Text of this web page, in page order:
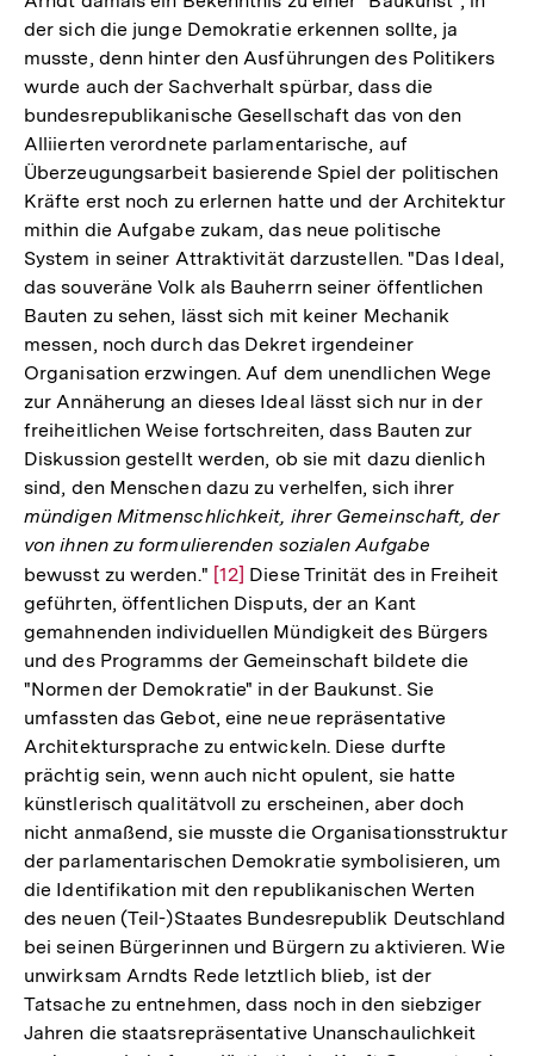
der sich die junge Demokratie erkennen sollte, ja
musste, denn hinter den Ausführungen des Politikers
wurde auch der Sachverhalt spürbar, dass die
bundesrepublikanische Gesellschaft das von den
Alliierten verordnete parlamentarische, auf
Überzeugungsarbeit basierende Spiel der politischen
Kräfte erst noch zu erlernen hatte und der Architektur
mithin die Aufgabe zukam, das neue politische
System in seiner Attraktivität darzustellen. "Das Ideal,
das souveräne Volk als Bauherrn seiner öffentlichen
Bauten zu sehen, lässt sich mit keiner Mechanik
messen, noch durch das Dekret irgendeiner
Organisation erzwingen. Auf dem unendlichen Wege
zur Annäherung an dieses Ideal lässt sich nur in der
freiheitlichen Weise fortschreiten, dass Bauten zur
Diskussion gestellt werden, ob sie mit dazu dienlich
sind, den Menschen dazu zu verhelfen, sich ihrer
mündigen Mitmenschlichkeit, ihrer Gemeinschaft, der
von ihnen zu formulierenden sozialen Aufgabe
bewusst zu werden." Zur
Auflösung
der
Fußnote
[12] Diese Trinität des in Freiheit
geführten, öffentlichen Disputs, der an Kant
gemahnenden individuellen Mündigkeit des Bürgers
und des Programms der Gemeinschaft bildete die
"Normen der Demokratie" in der Baukunst. Sie
umfassten das Gebot, eine neue repräsentative
Architektursprache zu entwickeln. Diese durfte
prächtig sein, wenn auch nicht opulent, sie hatte
künstlerisch qualitätvoll zu erscheinen, aber doch
nicht anmaßend, sie musste die Organisationsstruktur
der parlamentarischen Demokratie symbolisieren, um
die Identifikation mit den republikanischen Werten
des neuen (Teil-)Staates Bundesrepublik Deutschland
bei seinen Bürgerinnen und Bürgern zu aktivieren. Wie
unwirksam Arndts Rede letztlich blieb, ist der
Tatsache zu entnehmen, dass noch in den siebziger
Jahren die staatsrepräsentative Unanschaulichkeit